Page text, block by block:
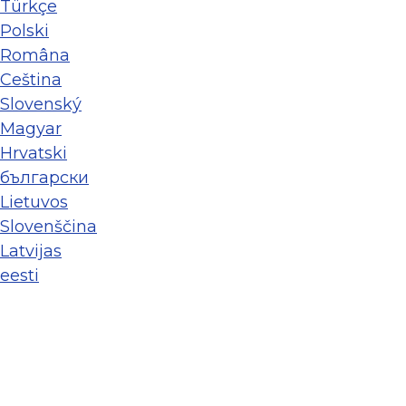
Türkçe
Polski
Româna
Ceština
Slovenský
Magyar
Hrvatski
български
Lietuvos
Slovenščina
Latvijas
eesti